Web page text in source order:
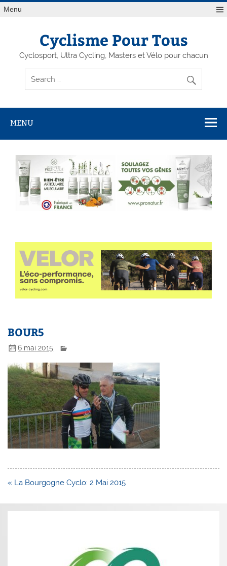
Menu
Cyclisme Pour Tous
Cyclosport, Ultra Cycling, Masters et Vélo pour chacun
MENU
BOUR5
6 mai 2015
Navigation
l’article
« La Bourgogne Cyclo: 2 Mai 2015